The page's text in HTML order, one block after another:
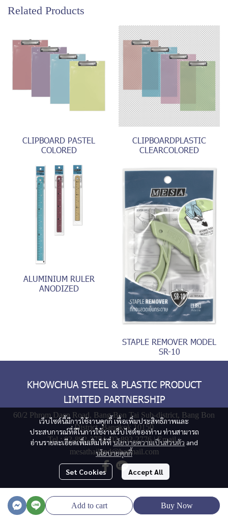
Related Products
CLIPBOARD PASTEL
COLORED
CLIPBOARDPLASTIC
CLEARCOLORED
ALUMINIUM RULER
ANODIZED
STAPLE REMOVER MODEL
SR-10
Add to cart Buy Now
เว็บไซต์นี้มีการใช้งานคุกกี้ เพื่อเพิ่มประสิทธิภาพและ
ประสบการณ์ที่ดีในการใช้งานเว็บไซต์ของท่าน ท่านสามารถ
อ่านรายละเอียดเพิ่มเติมได้ที่นโยบายความเป็นส่วนตัว and
นโยบายคุกกี้
Set Cookies Accept All
KHOWCHUA STEEL & PLASTIC PRODUCT
LIMITED PARTNERSHIP
60/2 Phrom Daen Road, Bang Bon Tai Sub-district, Bang Bon
District, Bangkok 10150
Tel :02-892-2774,02-892-2776| Email :
mesathailand@hotmail.com
© Copyright 2024 | All Rights Reserved
Powered By MakeWebEasy